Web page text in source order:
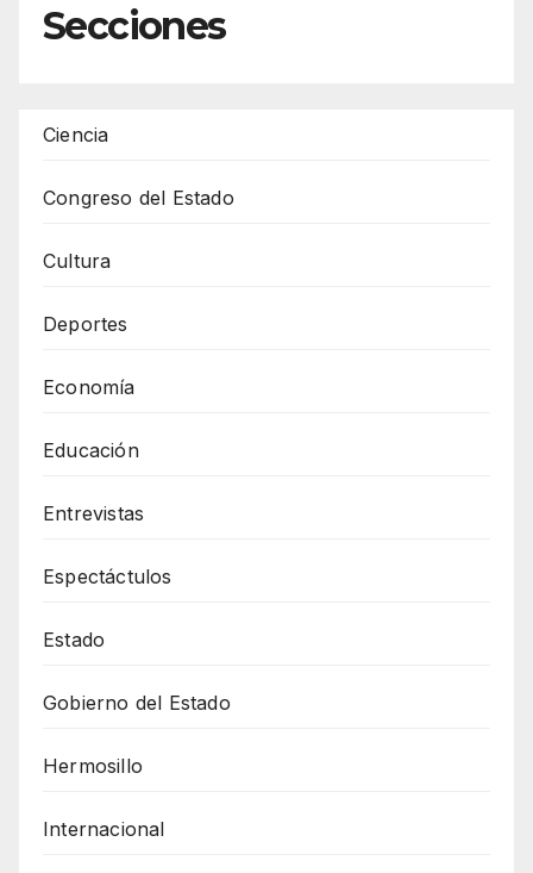
Secciones
Ciencia
Congreso del Estado
Cultura
Deportes
Economía
Educación
Entrevistas
Espectáctulos
Estado
Gobierno del Estado
Hermosillo
Internacional